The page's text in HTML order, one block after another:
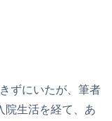
ずにいたが、筆者
院生活を経て、あ